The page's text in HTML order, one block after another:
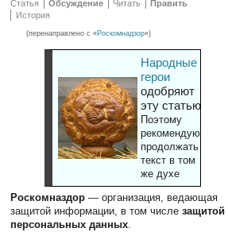
Статья Обсуждение Читать
Править
История
(перенаправлено с «Роскомнадзор»)
Народные
герои
одобряют
эту статью
Поэтому
рекомендуют
продолжать
текст в том
же духе
Роскомназдор — организация, ведающая
защитой информации, в том числезащитой
персональных данных.